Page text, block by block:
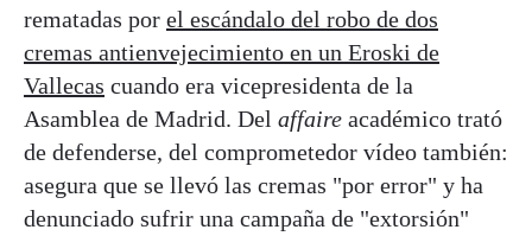
rematadas por el escándalo del robo de dos
cremas antienvejecimiento en un Eroski de
Vallecas cuando era vicepresidenta de la
Asamblea de Madrid. Del affaire académico trató
de defenderse, del comprometedor vídeo también:
asegura que se llevó las cremas "por error" y ha
denunciado sufrir una campaña de "extorsión"